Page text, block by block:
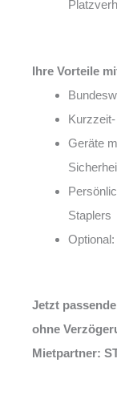
Ihre Vorteile
Geräte
Staplers
Jetzt
ohne
Mietpartner: